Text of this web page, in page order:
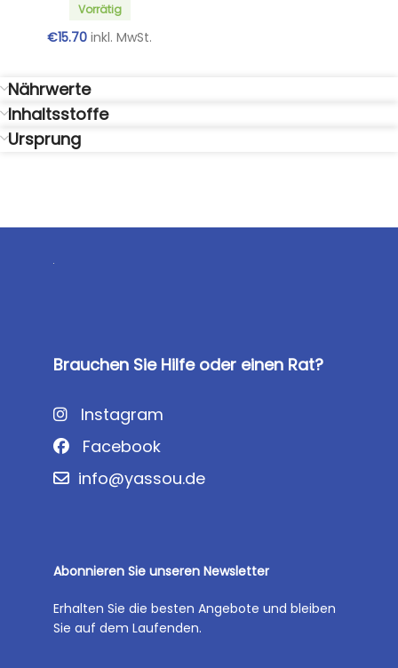
Vorrätig
€15.70 inkl. MwSt.
Nährwerte
Inhaltsstoffe
Ursprung
Brauchen Sie Hilfe oder einen Rat?
Instagram
Facebook
info@yassou.de
Abonnieren Sie unseren Newsletter
Erhalten Sie die besten Angebote und bleiben
Sie auf dem Laufenden.